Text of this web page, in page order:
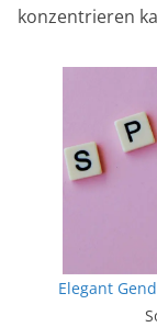
konzentrieren
Elegant